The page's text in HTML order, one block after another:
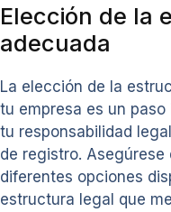
Elección de la
adecuada
La elección de la
tu empresa es un
tu responsabilidad
de registro. Asegúrese
diferentes opciones
estructura legal que